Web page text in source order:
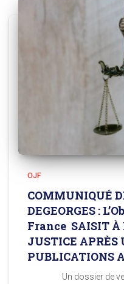
OJF
COMMUNIQUÉ
DEGEORGES :
France SAISIT À
JUSTICE APRÈS
PUBLICATIONS
Un dossier de